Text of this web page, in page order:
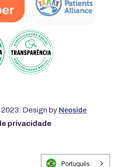
Design by Neoside
privacidade
Português